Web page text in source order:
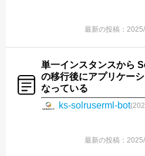
最新の投稿：
単一インスタンスから
の移行後にアプリケー
なっている
ks-solruserml-bot
最新の投稿：